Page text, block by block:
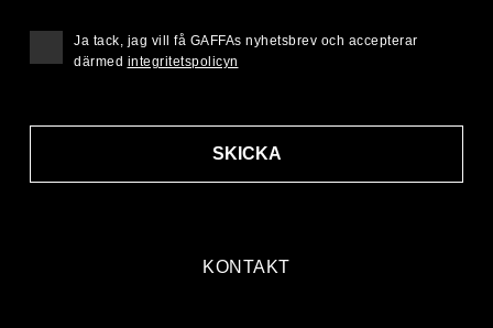
KONTAKT
SKICKA
Ja tack, jag vill få GAFFAs nyhetsbrev och accepterar
därmed integritetspolicyn